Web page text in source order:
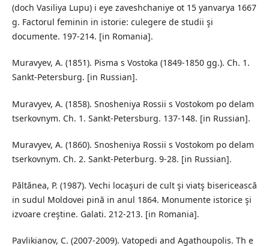
(doch Vasiliya Lupu) i eye zaveshchaniye ot 15 yanvarya 1667
g. Factorul feminin in istorie: culegere de studii şi
documente. 197-214. [in Romania].
Muravyev, A. (1851). Pisma s Vostoka (1849-1850 gg.). Ch. 1.
Sankt-Petersburg. [in Russian].
Muravyev, A. (1858). Snosheniya Rossii s Vostokom po delam
tserkovnym. Ch. 1. Sankt-Petersburg. 137-148. [in Russian].
Muravyev, A. (1860). Snosheniya Rossii s Vostokom po delam
tserkovnym. Ch. 2. Sankt-Peterburg. 9-28. [in Russian].
Păltănea, P. (1987). Vechi locaşuri de cult şi viatş bisericească
in sudul Moldovei pină in anul 1864. Monumente istorice şi
izvoare creştine. Galati. 212-213. [in Romania].
Pavlikianov, C. (2007-2009). Vatopedi and Agathoupolis. Th e